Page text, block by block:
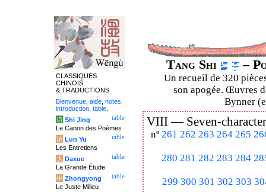
Tang Shi –
Un recueil de 320
son apogée. Œuvres
Bynner
VIII — Seven-
nº 261 262 263 264 265
280 281 282 283 284
299 300 301 302 303
CLASSIQUES
CHINOIS
& TRADUCTIONS
Bienvenue aide notes
introduction table
table
诗 Shi Jing
Le Canon des Poèmes
table
论 Lun Yu
Les Entretiens
table
大 Daxue
La Grande Étude
table
中 Zhongyong
Le Juste Milieu